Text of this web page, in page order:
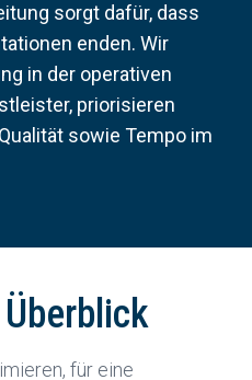
sorgt dafür, dass
enden. Wir
in der operativen
priorisieren
sowie Tempo im
für eine